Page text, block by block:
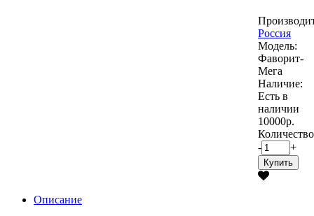
Россия
Модель:
Фаворит-
Мега
Наличие:
Есть в
наличии
10000р.
Количество
-
+
Купить
Описание